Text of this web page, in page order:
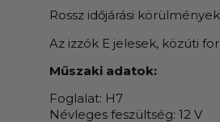
Rossz időjárási
Az izzók E jelesek, közúti
Műszaki adatok:
Foglalat: H7
Névleges feszültség: 12 V